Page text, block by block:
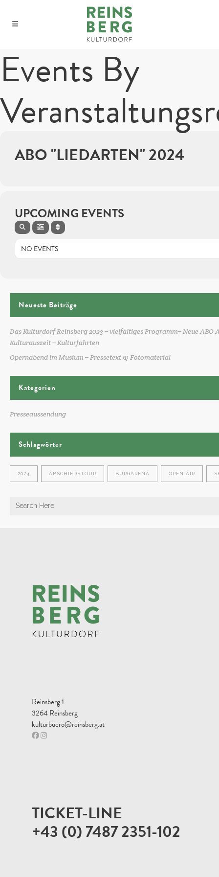
Events By
ABO "LIEDARTEN" 2024
UPCOMING EVENTS
NO EVENTS
Neueste Beiträge
Das Kulturdorf Reinsberg 2023 – vielfältiges Programm– Neue ABO
Kulturauszeit – Kulturfahrten
Opernabend im Musium – Pressetext & Fotomaterial
Kategorien
Presseaussendung
Schlagwörter
2024 ABSCHIEDSTOUR BURGARENA OPEN AIR
Reinsberg 1
3264 Reinsberg
kulturbuero@reinsberg.at
TICKET-LINE
+43 (0) 7487 2351-102